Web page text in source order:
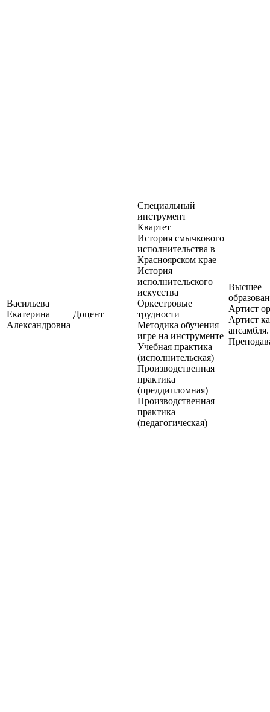
Васильева
Екатерина
Александровна
Доцент
Специальный
инструмент
Квартет
История смычкового
исполнительства в
Красноярском крае
История
исполнительского
искусства
Оркестровые
трудности
Методика обучения
игре на инструменте
Учебная практика
(исполнительская)
Производственная
практика
(преддипломная)
Производственная
практика
(педагогическая)
Высшее
Артист
Артист
ансамбля.